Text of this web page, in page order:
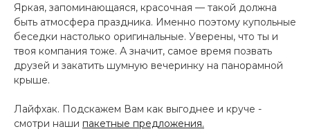
Яркая, запоминающаяся, красочная — такой должна
быть атмосфера праздника. Именно поэтому купольные
беседки настолько оригинальные. Уверены, что ты и
твоя компания тоже. А значит, самое время позвать
друзей и закатить шумную вечеринку на панорамной
крыше.
Лайфхак. Подскажем Вам как выгоднее и круче -
смотри наши пакетные предложения.